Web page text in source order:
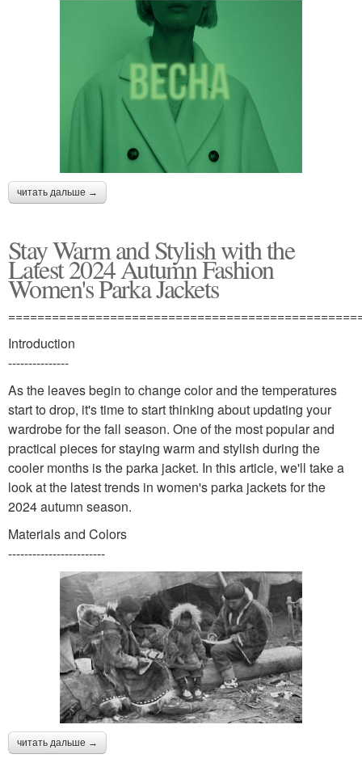
читать дальше →
Stay Warm and Stylish with the
Latest 2024 Autumn Fashion
Women's Parka Jackets
Introduction
---------------
As the leaves begin to change color and the temperatures
start to drop, it's time to start thinking about updating your
wardrobe for the fall season. One of the most popular and
practical pieces for staying warm and stylish during the
cooler months is the parka jacket. In this article, we'll take a
look at the latest trends in women's parka jackets for the
2024 autumn season.
Materials and Colors
------------------------
читать дальше →